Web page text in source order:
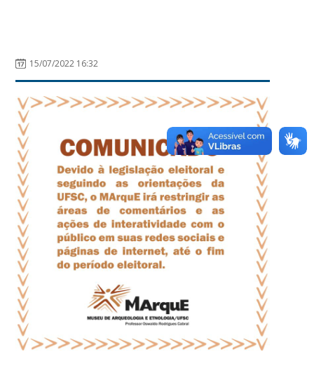
15/07/2022 16:32